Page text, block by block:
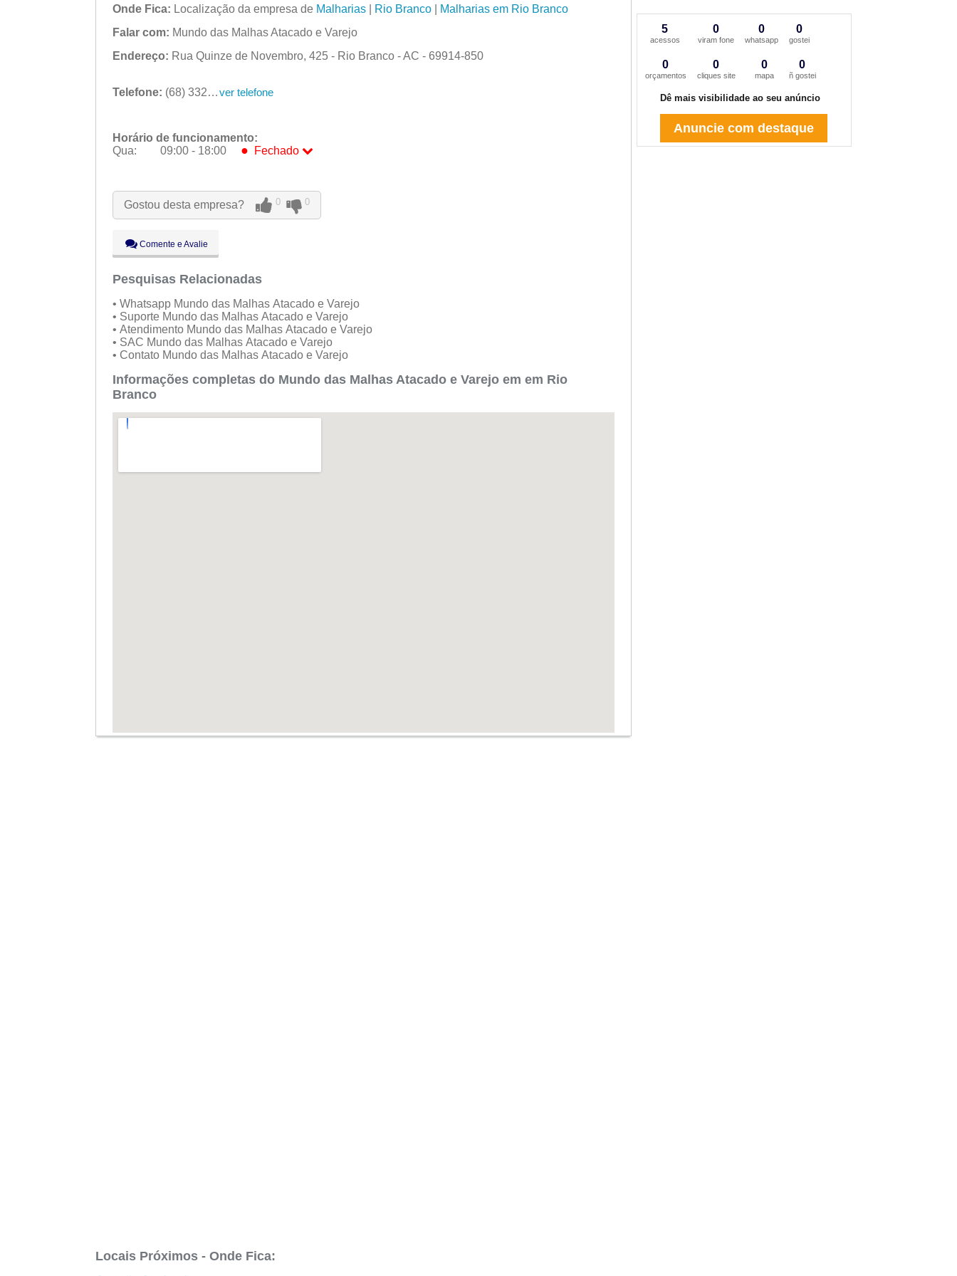
Onde Fica: Localização da empresa de Malharias| Rio Branco|
Malharias em Rio Branco
Falar com: Mundo das Malhas Atacado e Varejo
Endereço: Rua Quinze de Novembro, 425 - Rio Branco - AC - 69914-850
Telefone: (68) 3324-0076 ver telefone
Horário de funcionamento:
Qua:
09:00 - 18:00 ● Fechado
Ter:
09:00 - 18:00
Qua:
09:00 - 18:00
Fechado
Sex:
09:00 - 18:00
Sáb:
Fechado
Dom:
Fechado
Gostou desta empresa? 0 0
Comente e Avalie
Pesquisas Relacionadas
• Whatsapp Mundo das Malhas Atacado e Varejo
• Suporte Mundo das Malhas Atacado e Varejo
• Atendimento Mundo das Malhas Atacado e Varejo
• SAC Mundo das Malhas Atacado e Varejo
• Contato Mundo das Malhas Atacado e Varejo
Informações completas do Mundo das Malhas Atacado e Varejo em em Rio
Branco
Locais Próximos - Onde Fica:
5
acessos
0
viram fone
0
whatsapp
0
gostei
0
orçamentos
0
cliques site
0
mapa
0
ñ gostei
Dê mais visibilidade ao seu anúncio
Anuncie com destaque